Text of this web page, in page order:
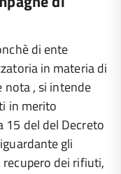
di ente
in materia di
, si intende
in merito
15 del del Decreto
gli
dei rifiuti,